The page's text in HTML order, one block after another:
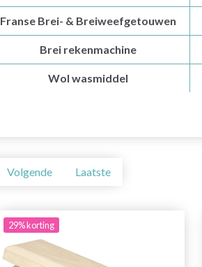
Franse Brei- & Breiweefgetouwen
Brei rekenmachine
Wol wasmiddel
Volgende Laatste
29% korting